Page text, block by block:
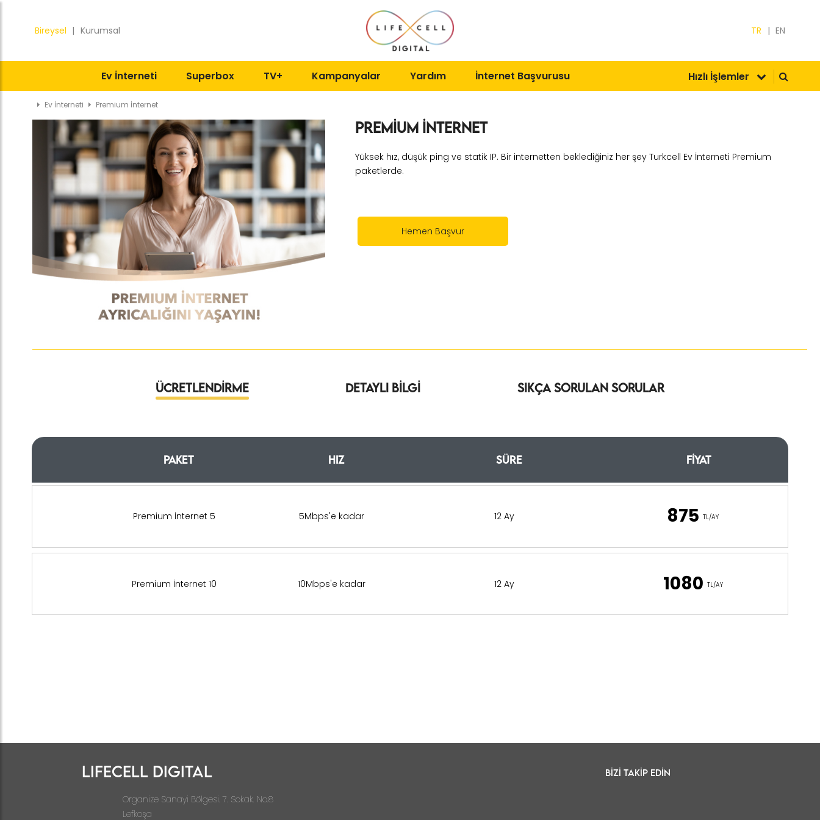
Bireysel | Kurumsal TR | EN
Ev İnterneti Superbox TV+ Kampanyalar Yardım İnternet Başvurusu Hızlı İşlemler
Ev İnterneti Premium İnternet
Premium İnternet
Yüksek hız, düşük ping ve statik IP. Bir internetten beklediğiniz her şey Turkcell Ev İnterneti Premium
paketlerde.
Hemen Başvur
Ücretlendirme Detaylı Bilgi Sıkça Sorulan Sorular
Paket Hız Süre Fiyat
Premium İnternet 5 5Mbps'e kadar 12 Ay 875TL/AY
Premium İnternet 10 10Mbps'e kadar 12 Ay 1080 TL/AY
LIFECELL DIGITAL
Organize Sanayi Bölgesi. 7. Sokak. No.8
Lefkoşa
Bizi Takip Edin